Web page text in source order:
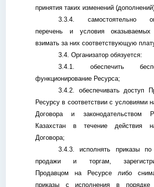
принятия таких изменений
3.3.4. самостоятельно
перечень и условия
взимать за них соответствующую
3.4. Организатор обязуется:
3.4.1. обеспечить
функционирование Ресурса;
3.4.2. обеспечивать доступ
Ресурсу в соответствии с условиями
Договора и законодательством
Казахстан в течение действия
Договора;
3.4.3. исполнять приказы по
продажи и торгам,
Продавцом на Ресурсе либо
приказы с исполнения в